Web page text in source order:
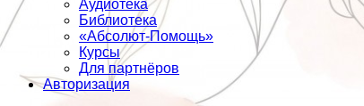
Аудиотека
Библиотека
«Абсолют-Помощь»
Курсы
Для партнёров
Авторизация